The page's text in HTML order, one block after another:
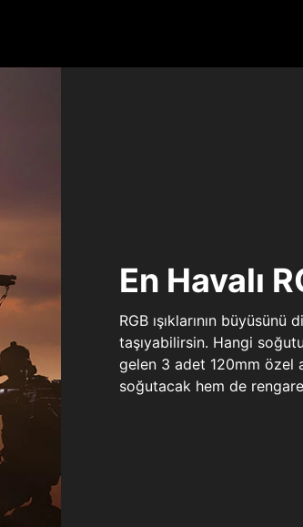
En Havalı
RGB ışıklarının
taşıyabilirsin. Hangi
gelen 3 adet 120mm özel
soğutacak hem de